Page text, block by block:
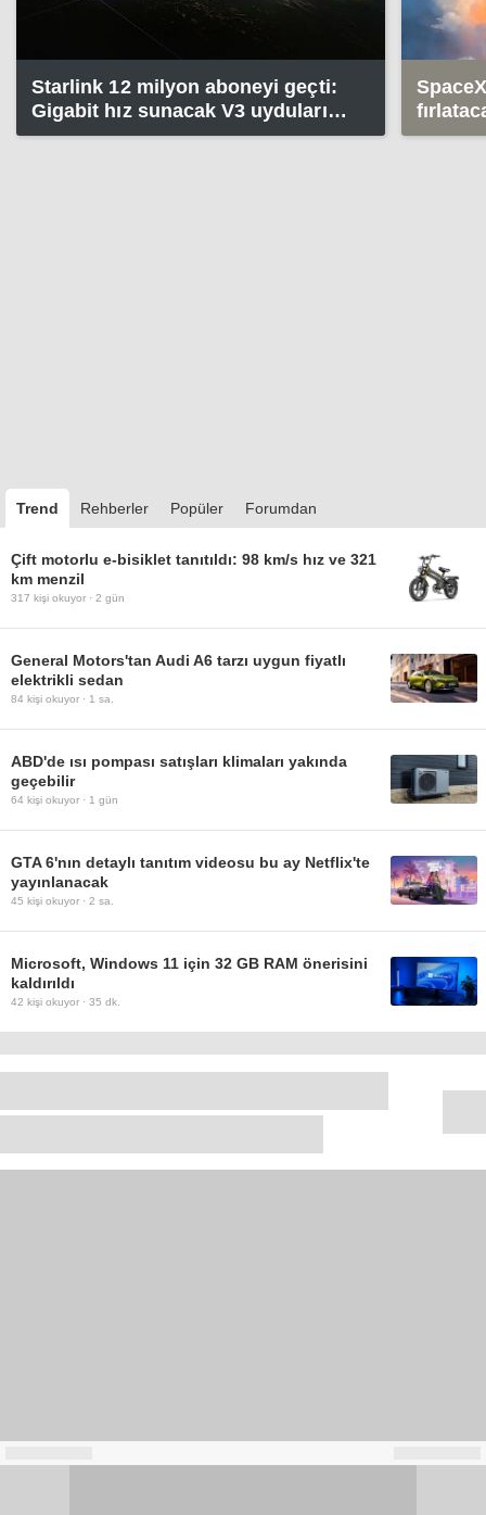
Starlink 12 milyon aboneyi geçti:
Gigabit hız sunacak V3 uyduları
geliyor
Trend Rehberler Popüler Forumdan
Çift motorlu e-bisiklet tanıtıldı: 98 km/s hız ve 321
km menzil
317 kişi okuyor · 2 gün
General Motors'tan Audi A6 tarzı uygun fiyatlı
elektrikli sedan
84 kişi okuyor · 1 sa.
ABD'de ısı pompası satışları klimaları yakında
geçebilir
64 kişi okuyor · 1 gün
GTA 6'nın detaylı tanıtım videosu bu ay Netflix'te
yayınlanacak
45 kişi okuyor · 2 sa.
Microsoft, Windows 11 için 32 GB RAM önerisini
kaldırıldı
42 kişi okuyor · 35 dk.